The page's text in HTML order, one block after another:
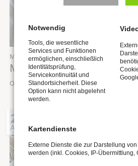
Mittwoch,19.08.2026, 12:00 Uhr
Mittagskonzert „Orgel
Ort: Stadtkirche St. Wenzel zu Naumburg
22
AUG
Notwendig
Tools, die wesentliche
Services und Funktionen
ermöglichen, einschließlich
Identitätsprüfung,
Servicekontinuität und
Standortsicherheit. Diese
Option kann nicht abgelehnt
werden.
Kartendienste
Externe Dienste die zur Darstellung
werden (inkl. Cookies, IP-Übermittlung,